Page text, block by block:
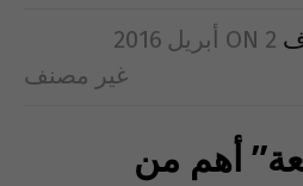
ON 2 أبريل 2016
غير مصنف
أهم من